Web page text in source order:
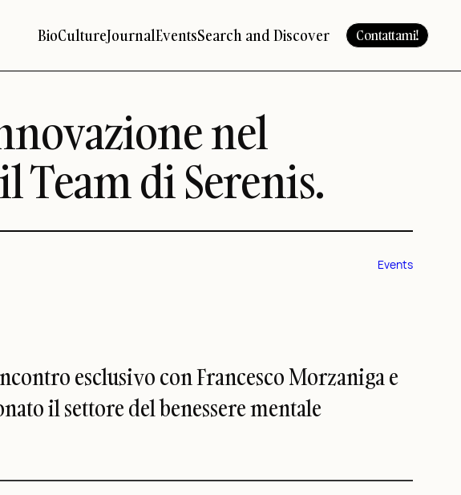
BioCultureJournalEventsSearch and Discover Contattami!
nel
Team di Serenis.
Events
esclusivo con Francesco Morzaniga e
il settore del benessere mentale